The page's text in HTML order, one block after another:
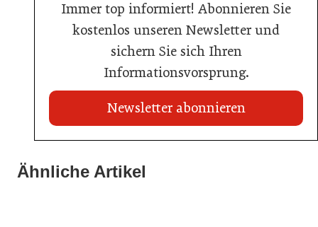
Immer top informiert! Abonnieren Sie
kostenlos unseren Newsletter und
sichern Sie sich Ihren
Informationsvorsprung.
Newsletter abonnieren
Ähnliche Artikel
20. Juli 2026